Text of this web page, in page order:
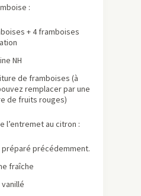
:
+ 4 framboises
NH
de framboises (à
remplacer par une
de fruits rouges)
l’entremet au citron :
préparé précédemment.
fraîche